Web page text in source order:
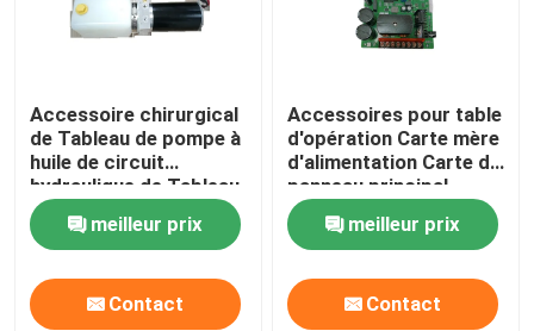
Accessoire chirurgical
de Tableau de pompe à
huile de circuit
hydraulique de Tableau
d'opération d'ODM
d'OEM meilleur prix
Contact
Accessoires pour table
d'opération Carte mère
d'alimentation Carte du
panneau principal
électrique
meilleur prix
Contact